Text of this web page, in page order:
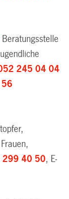
Beratungsstelle
245 04 04
299 40 50, E-